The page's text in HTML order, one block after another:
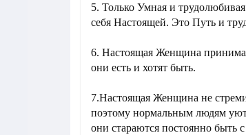
5. Только Умная и
себя Настоящей. Это Путь и
6. Настоящая Женщина
они есть и хотят быть.
7.Настоящая Женщина не
поэтому нормальным людям
они стараются постоянно быть